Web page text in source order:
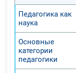
Педагогика как
наука
Основные
категории
педагогики